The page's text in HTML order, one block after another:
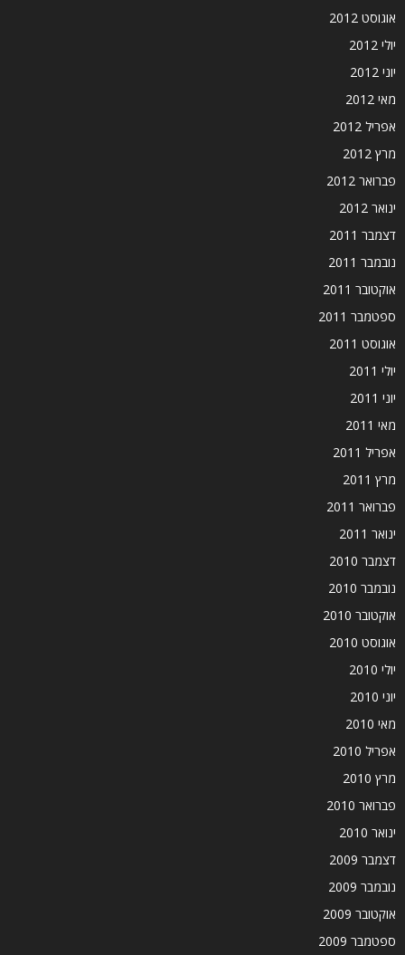
אוגוסט 2012
יולי 2012
יוני 2012
מאי 2012
אפריל 2012
מרץ 2012
פברואר 2012
ינואר 2012
דצמבר 2011
נובמבר 2011
אוקטובר 2011
ספטמבר 2011
אוגוסט 2011
יולי 2011
יוני 2011
מאי 2011
אפריל 2011
מרץ 2011
פברואר 2011
ינואר 2011
דצמבר 2010
נובמבר 2010
אוקטובר 2010
אוגוסט 2010
יולי 2010
יוני 2010
מאי 2010
אפריל 2010
מרץ 2010
פברואר 2010
ינואר 2010
דצמבר 2009
נובמבר 2009
אוקטובר 2009
ספטמבר 2009